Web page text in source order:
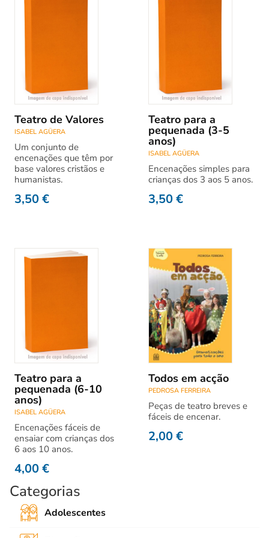
Teatro de Valores
ISABEL AGÜERA
Um conjunto de
encenações que têm por
base valores cristãos e
humanistas.
3,50€
Teatro para a
pequenada (3-5
anos)
ISABEL AGÜERA
Encenações simples para
crianças dos 3 aos 5 anos.
3,50€
Teatro para a
pequenada (6-10
anos)
ISABEL AGÜERA
Encenações fáceis de
ensaiar com crianças dos
6 aos 10 anos.
4,00€
Todos em acção
PEDROSA FERREIRA
Peças de teatro breves e
fáceis de encenar.
2,00€
Categorias
Adolescentes